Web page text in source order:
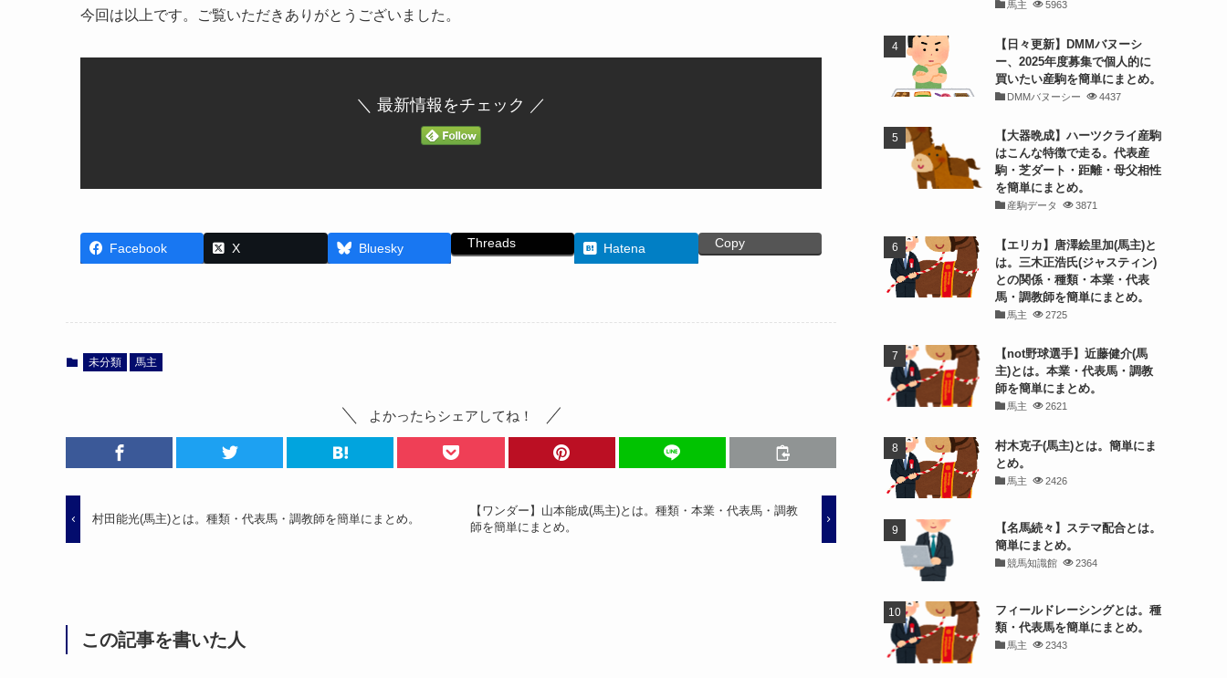
今回は以上です。ご覧いただきありがとうございました。
＼ 最新情報をチェック ／
Facebook X Bluesky Threads Hatena Copy
未分類 馬主
よかったらシェアしてね！
村田能光(馬主)とは。種類・代表馬・調教師を簡単にまとめ。
【ワンダー】山本能成(馬主)とは。種類・本業・代表馬・調教
師を簡単にまとめ。
この記事を書いた人
馬主 5963
【日々更新】DMMバヌーシ
ー、2025年度募集で個人的に
買いたい産駒を簡単にまとめ。
DMMバヌーシー 4437
【大器晩成】ハーツクライ産駒
はこんな特徴で走る。代表産
駒・芝ダート・距離・母父相性
を簡単にまとめ。
産駒データ 3871
【エリカ】唐澤絵里加(馬主)と
は。三木正浩氏(ジャスティン)
との関係・種類・本業・代表
馬・調教師を簡単にまとめ。
馬主 2725
【not野球選手】近藤健介(馬
主)とは。本業・代表馬・調教
師を簡単にまとめ。
馬主 2621
村木克子(馬主)とは。簡単にま
とめ。
馬主 2426
【名馬続々】ステマ配合とは。
簡単にまとめ。
競馬知識館 2364
フィールドレーシングとは。種
類・代表馬を簡単にまとめ。
馬主 2343